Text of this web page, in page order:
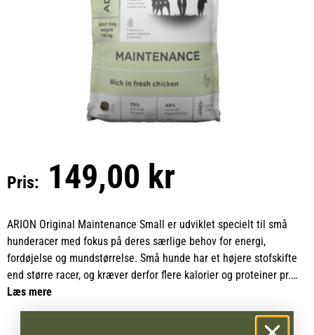
Pris: 149,00 kr
ARION Original Maintenance Small er udviklet specielt til små
hunderacer med fokus på deres særlige behov for energi,
fordøjelse og mundstørrelse. Små hunde har et højere stofskifte
end større racer, og kræver derfor flere kalorier og proteiner pr.
kilo kropsvægt. Foderet indeholder en nøje afbalanceret og
koncentreret mængde næringsstoffer, der dækker hundens høje
Læs mere